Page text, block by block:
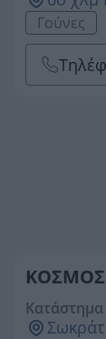
Γούνες
ΚΟΣΜΟΣ